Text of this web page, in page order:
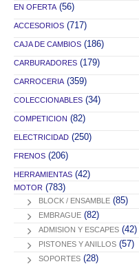
EN OFERTA (56)
ACCESORIOS (717)
CAJA DE CAMBIOS (186)
CARBURADORES (179)
CARROCERIA (359)
COLECCIONABLES (34)
COMPETICION (82)
ELECTRICIDAD (250)
FRENOS (206)
HERRAMIENTAS (42)
MOTOR (783)
BLOCK / ENSAMBLE (85)
EMBRAGUE (82)
ADMISION Y ESCAPES (42)
PISTONES Y ANILLOS (57)
SOPORTES (28)